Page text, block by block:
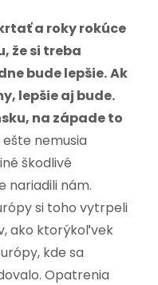
a roky rokúce
že si treba
bude lepšie.Ak
lepšie aj bude.
na západe to
ešte nemusia
škodlivé
nariadili nám.
si toho vytrpeli
ako ktorýkoľvek
kde sa
Opatrenia